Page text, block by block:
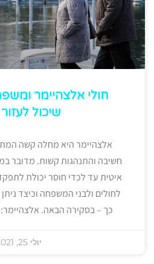
חולי אלצהיימר
שיכול
אלצהיימר היא מחלה קשה
חשיבה והתנהגות קשות. מדובר
איטית עד לכדי חוסר יכולת
לחולים ולבני המשפחה וכיצד
כך – בסקירה הבאה.
יולי 25, 2021